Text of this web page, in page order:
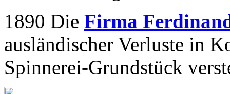
1890 Die Firma
ausländischer Verluste in
Spinnerei-Grundstück